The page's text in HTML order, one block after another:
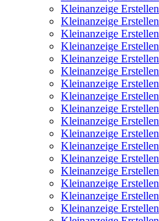
Kleinanzeige Erstellen
Kleinanzeige Erstellen
Kleinanzeige Erstellen
Kleinanzeige Erstellen
Kleinanzeige Erstellen
Kleinanzeige Erstellen
Kleinanzeige Erstellen
Kleinanzeige Erstellen
Kleinanzeige Erstellen
Kleinanzeige Erstellen
Kleinanzeige Erstellen
Kleinanzeige Erstellen
Kleinanzeige Erstellen
Kleinanzeige Erstellen
Kleinanzeige Erstellen
Kleinanzeige Erstellen
Kleinanzeige Erstellen